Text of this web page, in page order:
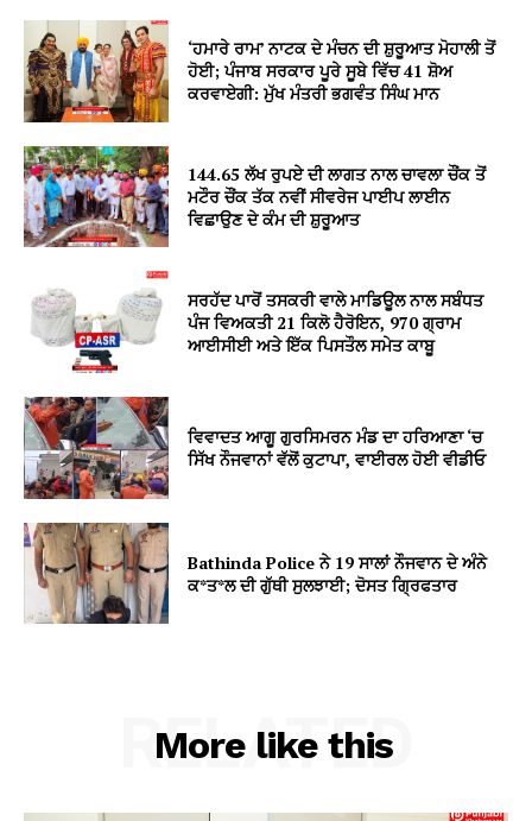
‘ਹਮਾਰੇ ਰਾਮ’ ਨਾਟਕ ਦੇ ਮੰਚਨ ਦੀ ਸ਼ੁਰੂਆਤ ਮੋਹਾਲੀ ਤੋਂ
ਹੋਈ; ਪੰਜਾਬ ਸਰਕਾਰ ਪੂਰੇ ਸੂਬੇ ਵਿੱਚ 41 ਸ਼ੋਅ
ਕਰਵਾਏਗੀ: ਮੁੱਖ ਮੰਤਰੀ ਭਗਵੰਤ ਸਿੰਘ ਮਾਨ
144.65 ਲੱਖ ਰੁਪਏ ਦੀ ਲਾਗਤ ਨਾਲ ਚਾਵਲਾ ਚੌਂਕ ਤੋਂ
ਮਟੌਰ ਚੌਂਕ ਤੱਕ ਨਵੀਂ ਸੀਵਰੇਜ ਪਾਈਪ ਲਾਈਨ
ਵਿਛਾਉਣ ਦੇ ਕੰਮ ਦੀ ਸ਼ੁਰੂਆਤ
ਸਰਹੱਦ ਪਾਰੋਂ ਤਸਕਰੀ ਵਾਲੇ ਮਾਡਿਊਲ ਨਾਲ ਸਬੰਧਤ
ਪੰਜ ਵਿਅਕਤੀ 21 ਕਿਲੋ ਹੈਰੋਇਨ, 970 ਗ੍ਰਾਮ
ਆਈਸੀਈ ਅਤੇ ਇੱਕ ਪਿਸਤੌਲ ਸਮੇਤ ਕਾਬੂ
ਵਿਵਾਦਤ ਆਗੂ ਗੁਰਸਿਮਰਨ ਮੰਡ ਦਾ ਹਰਿਆਣਾ ‘ਚ
ਸਿੱਖ ਨੌਜਵਾਨਾਂ ਵੱਲੋਂ ਕੁਟਾਪਾ, ਵਾਈਰਲ ਹੋਈ ਵੀਡੀਓ
Bathinda Police ਨੇ 19 ਸਾਲਾਂ ਨੌਜਵਾਨ ਦੇ ਅੰਨੇ
ਕ*ਤ*ਲ ਦੀ ਗੁੱਥੀ ਸੁਲਝਾਈ; ਦੋਸਤ ਗ੍ਰਿਫਤਾਰ
More like this
RELATED